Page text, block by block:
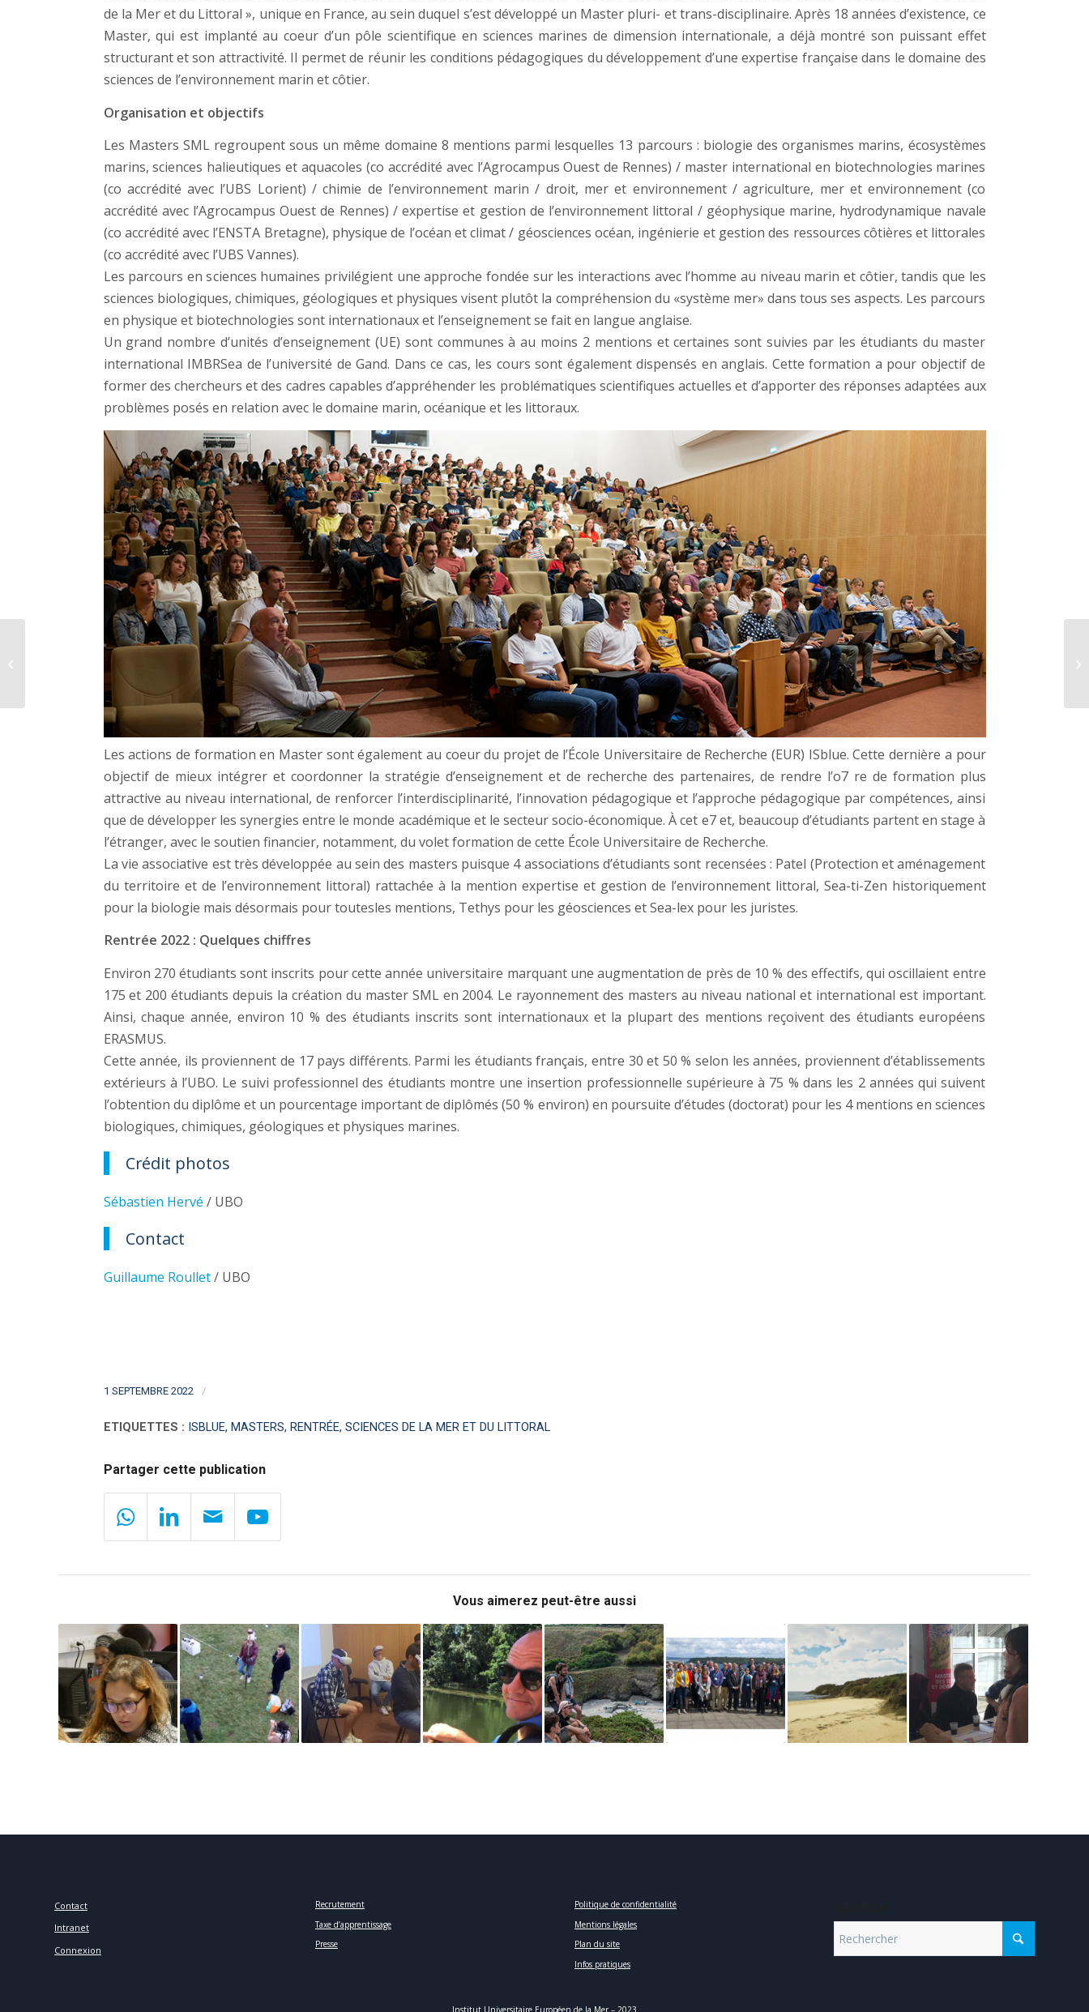
de la Mer et du Littoral », unique en France, au sein duquel s’est développé un Master pluri- et trans-disciplinaire. Après 18 années d’existence, ce
Master, qui est implanté au coeur d’un pôle scientifique en sciences marines de dimension internationale, a déjà montré son puissant effet
structurant et son attractivité. Il permet de réunir les conditions pédagogiques du développement d’une expertise française dans le domaine des
sciences de l’environnement marin et côtier.
Organisation et objectifs
Les Masters SML regroupent sous un même domaine 8 mentions parmi lesquelles 13 parcours : biologie des organismes marins, écosystèmes
marins, sciences halieutiques et aquacoles (co accrédité avec l’Agrocampus Ouest de Rennes) / master international en biotechnologies marines
(co accrédité avec l’UBS Lorient) / chimie de l’environnement marin / droit, mer et environnement / agriculture, mer et environnement (co
accrédité avec l’Agrocampus Ouest de Rennes) / expertise et gestion de l’environnement littoral / géophysique marine, hydrodynamique navale
(co accrédité avec l’ENSTA Bretagne), physique de l’océan et climat / géosciences océan, ingénierie et gestion des ressources côtières et littorales
(co accrédité avec l’UBS Vannes).
Les parcours en sciences humaines privilégient une approche fondée sur les interactions avec l’homme au niveau marin et côtier, tandis que les
sciences biologiques, chimiques, géologiques et physiques visent plutôt la compréhension du «système mer» dans tous ses aspects. Les parcours
en physique et biotechnologies sont internationaux et l’enseignement se fait en langue anglaise.
Un grand nombre d’unités d’enseignement (UE) sont communes à au moins 2 mentions et certaines sont suivies par les étudiants du master
international IMBRSea de l’université de Gand. Dans ce cas, les cours sont également dispensés en anglais. Cette formation a pour objectif de
former des chercheurs et des cadres capables d’appréhender les problématiques scientifiques actuelles et d’apporter des réponses adaptées aux
problèmes posés en relation avec le domaine marin, océanique et les littoraux.
Les actions de formation en Master sont également au coeur du projet de l’École Universitaire de Recherche (EUR) ISblue. Cette dernière a pour
objectif de mieux intégrer et coordonner la stratégie d’enseignement et de recherche des partenaires, de rendre l’o7 re de formation plus
attractive au niveau international, de renforcer l’interdisciplinarité, l’innovation pédagogique et l’approche pédagogique par compétences, ainsi
que de développer les synergies entre le monde académique et le secteur socio-économique. À cet e7 et, beaucoup d’étudiants partent en stage à
l’étranger, avec le soutien financier, notamment, du volet formation de cette École Universitaire de Recherche.
La vie associative est très développée au sein des masters puisque 4 associations d’étudiants sont recensées : Patel (Protection et aménagement
du territoire et de l’environnement littoral) rattachée à la mention expertise et gestion de l’environnement littoral, Sea-ti-Zen historiquement
pour la biologie mais désormais pour toutesles mentions, Tethys pour les géosciences et Sea-lex pour les juristes.
Rentrée 2022 : Quelques chiffres
Environ 270 étudiants sont inscrits pour cette année universitaire marquant une augmentation de près de 10 % des effectifs, qui oscillaient entre
175 et 200 étudiants depuis la création du master SML en 2004. Le rayonnement des masters au niveau national et international est important.
Ainsi, chaque année, environ 10 % des étudiants inscrits sont internationaux et la plupart des mentions reçoivent des étudiants européens
ERASMUS.
Cette année, ils proviennent de 17 pays différents. Parmi les étudiants français, entre 30 et 50 % selon les années, proviennent d’établissements
extérieurs à l’UBO. Le suivi professionnel des étudiants montre une insertion professionnelle supérieure à 75 % dans les 2 années qui suivent
l’obtention du diplôme et un pourcentage important de diplômés (50 % environ) en poursuite d’études (doctorat) pour les 4 mentions en sciences
biologiques, chimiques, géologiques et physiques marines.
Crédit photos
Sébastien Hervé / UBO
Contact
Guillaume Roullet/ UBO
1 SEPTEMBRE 2022 /
ETIQUETTES : ISBLUE, MASTERS, RENTRÉE, SCIENCES DE LA MER ET DU LITTORAL
Partager cette publication
Vous aimerez peut-être aussi
Contact
Intranet
Connexion
Recrutement
Taxe d’apprentissage
Presse
Politique de confidentialité
Mentions légales
Plan du site
Infos pratiques
École d’été Mer et